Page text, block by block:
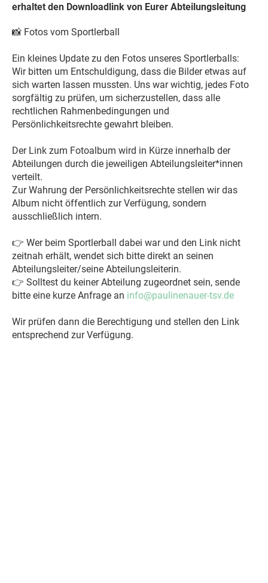
erhaltet den Downloadlink von Eurer Abteilungsleitung
📸 Fotos vom Sportlerball
Ein kleines Update zu den Fotos unseres Sportlerballs:
Wir bitten um Entschuldigung, dass die Bilder etwas auf
sich warten lassen mussten. Uns war wichtig, jedes Foto
sorgfältig zu prüfen, um sicherzustellen, dass alle
rechtlichen Rahmenbedingungen und
Persönlichkeitsrechte gewahrt bleiben.
Der Link zum Fotoalbum wird in Kürze innerhalb der
Abteilungen durch die jeweiligen Abteilungsleiter*innen
verteilt.
Zur Wahrung der Persönlichkeitsrechte stellen wir das
Album nicht öffentlich zur Verfügung, sondern
ausschließlich intern.
👉 Wer beim Sportlerball dabei war und den Link nicht
zeitnah erhält, wendet sich bitte direkt an seinen
Abteilungsleiter/seine Abteilungsleiterin.
👉 Solltest du keiner Abteilung zugeordnet sein, sende
bitte eine kurze Anfrage an info@paulinenauer-tsv.de
Wir prüfen dann die Berechtigung und stellen den Link
entsprechend zur Verfügung.